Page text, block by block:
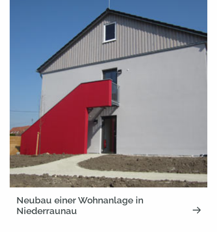
Neubau einer Wohnanlage in
Niederraunau